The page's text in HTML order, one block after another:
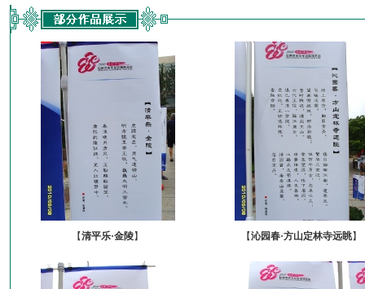
【清平乐·金陵】 【沁园春·方山定林寺远眺】